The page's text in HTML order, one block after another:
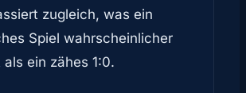
zugleich, was ein
Spiel wahrscheinlicher
als ein zähes 1:0.